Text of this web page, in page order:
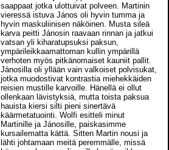
saappaat jotka ulottuivat polveen. Martinin
vieressä istuva János oli hyvin tumma ja
hyvin maskuliinisen näköinen. Musta sileä
karva peitti Jánosin raavaan rinnan ja jatkui
vatsan yli kiharatupsuksi paksun,
ympärileikkaamattoman kullin ympärillä
verhoten myös pitkänomaiset kauniit pallit.
Jánosilla oli yllään vain valkoiset polvisukat,
jotka muodostivat kontrastia miehekkäiden
reisien mustille karvoille. Hänellä ei ollut
ollenkaan lävistyksiä, mutta toista paksua
hauista kiersi silti pieni sinertävä
käärmetatuointi. Wolfi esitteli minut
Martinille ja Jánosille, paiskasimme
kursailematta kättä. Sitten Martin nousi ja
lähti johtamaan meitä peremmälle, missä